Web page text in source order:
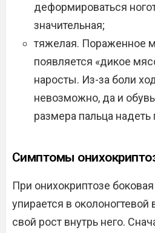
деформироваться
значительная;
тяжелая. Пораженное
появляется «дикое
наросты. Из-за боли
невозможно, да и
размера пальца
Симптомы
При онихокриптозе боковая
упирается в
свой рост внутрь него.